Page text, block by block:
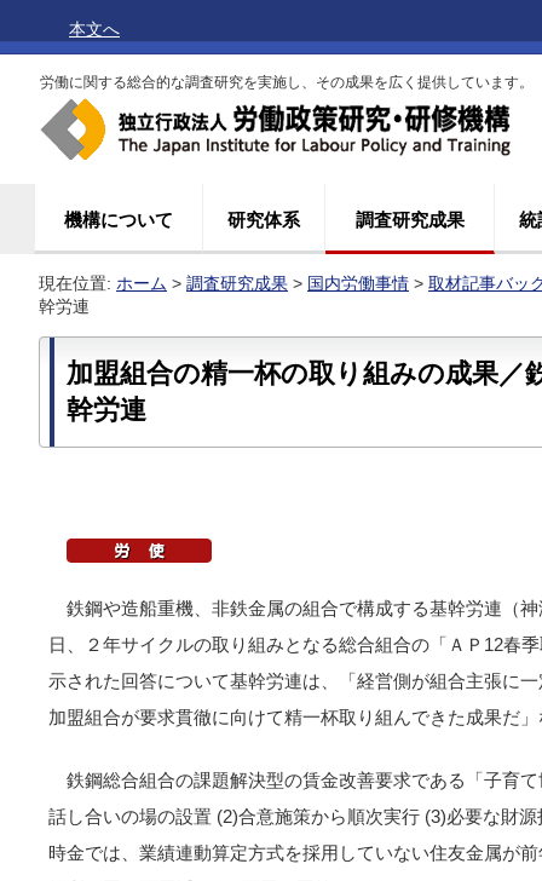
本文へ
労働に関する総合的な調査研究を実施し、その成果を広く提供しています。
機構について 研究体系 調査研究成果 統
現在位置: ホーム > 調査研究成果 > 国内労働事情 > 取材記事バッ
幹労連
加盟組合の精一杯の取り組みの成果／
幹労連
鉄鋼や造船重機、非鉄金属の組合で構成する基幹労連（
日、２年サイクルの取り組みとなる総合組合の「ＡＰ12春
示された回答について基幹労連は、「経営側が組合主張に
加盟組合が要求貫徹に向けて精一杯取り組んできた成果だ
鉄鋼総合組合の課題解決型の賃金改善要求である「子育
話し合いの場の設置 (2)合意施策から順次実行 (3)必要な財
時金では、業績連動算定方式を採用していない住友金属が